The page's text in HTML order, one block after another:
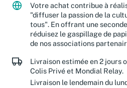
Votre achat contribue à
"diffuser la passion de la
tous". En offrant une
réduisez le gaspillage de
de nos associations
Livraison estimée en 2 jours
Colis Privé et Mondial Relay.
Livraison le lendemain du